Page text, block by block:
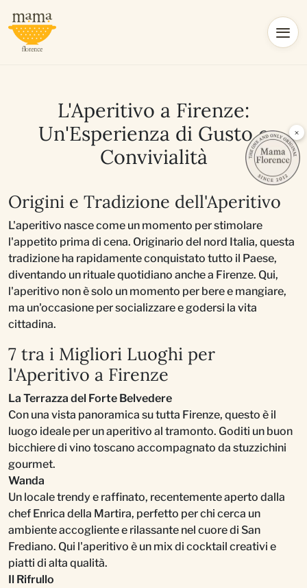
L'Aperitivo a Firenze:
Un'Esperienza di Gusto e
Convivialità
Origini e Tradizione dell'Aperitivo
L'aperitivo nasce come un momento per stimolare
l'appetito prima di cena. Originario del nord Italia, questa
tradizione ha rapidamente conquistato tutto il Paese,
diventando un rituale quotidiano anche a Firenze. Qui,
l'aperitivo non è solo un momento per bere e mangiare,
ma un'occasione per socializzare e godersi la vita
cittadina.
7 tra i Migliori Luoghi per
l'Aperitivo a Firenze
La Terrazza del Forte Belvedere
Con una vista panoramica su tutta Firenze, questo è il
luogo ideale per un aperitivo al tramonto. Goditi un buon
bicchiere di vino toscano accompagnato da stuzzichini
gourmet.
Wanda
Un locale trendy e raffinato, recentemente aperto dalla
chef Enrica della Martira, perfetto per chi cerca un
ambiente accogliente e rilassante nel cuore di San
Frediano. Qui l'aperitivo è un mix di cocktail creativi e
piatti di alta qualità.
Il Rifrullo
×